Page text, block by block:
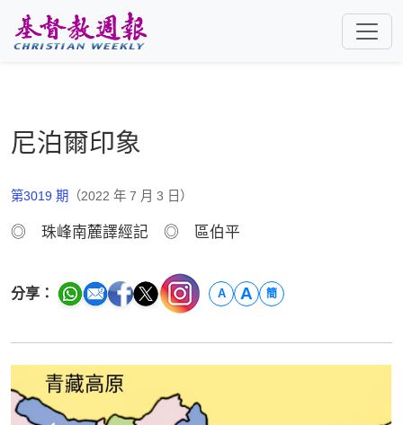
尼泊爾印象
第3019 期 （2022 年 7 月 3 日）
◎ 珠峰南麓譯經記 ◎ 區伯平
分享： A A 簡